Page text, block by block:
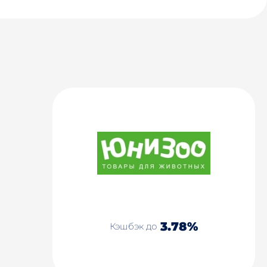
Кэшбэк до 3.78%